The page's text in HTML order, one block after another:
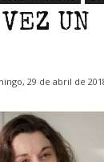
UN
29 de abril de